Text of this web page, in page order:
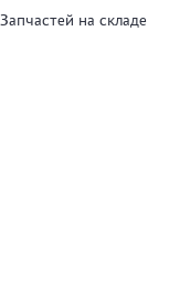
Запчастей на складе